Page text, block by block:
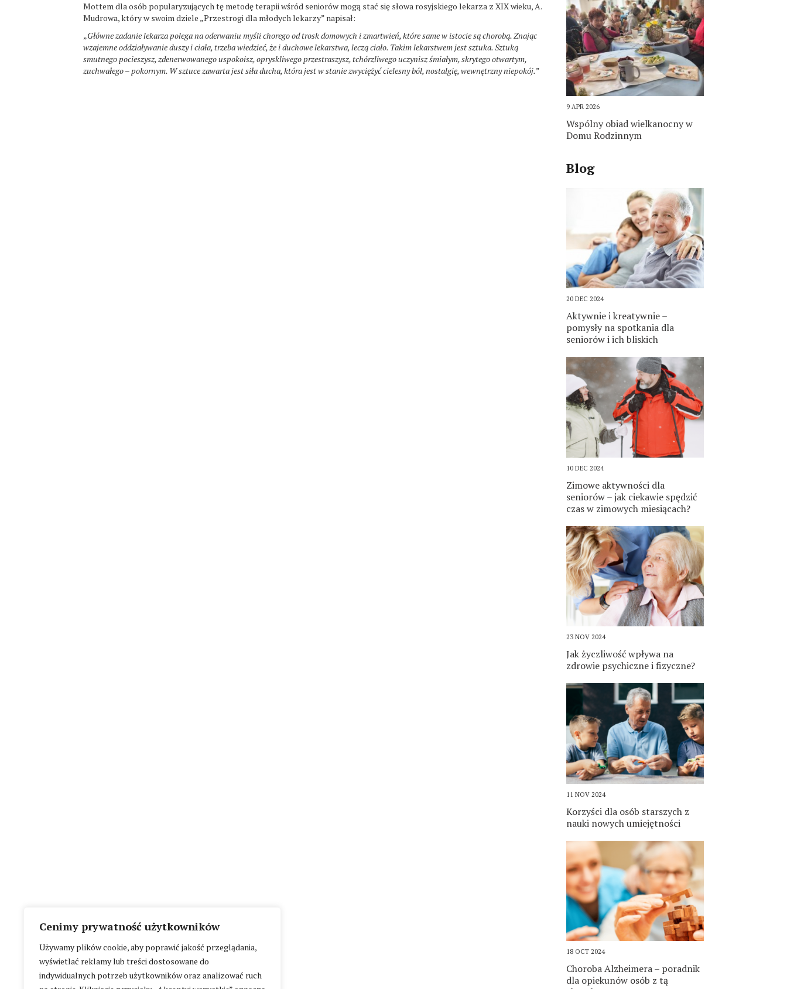
Cenimy prywatność użytkowników
Używamy plików cookie, aby poprawić jakość przeglądania,
wyświetlać reklamy lub treści dostosowane do
indywidualnych potrzeb użytkowników oraz analizować ruch
Mottem dla osób popularyzujących tę metodę terapii wśród seniorów mogą stać się słowa rosyjskiego lekarza z XIX wieku, A.
Mudrowa, który w swoim dziele „Przestrogi dla młodych lekarzy” napisał:
„Główne zadanie lekarza polega na oderwaniu myśli chorego od trosk domowych i zmartwień, które same w istocie są chorobą. Znając
wzajemne oddziaływanie duszy i ciała, trzeba wiedzieć, że i duchowe lekarstwa, leczą ciało. Takim lekarstwem jest sztuka. Sztuką
smutnego pocieszysz, zdenerwowanego uspokoisz, opryskliwego przestraszysz, tchórzliwego uczynisz śmiałym, skrytego otwartym,
zuchwałego – pokornym. W sztuce zawarta jest siła ducha, która jest w stanie zwyciężyć cielesny ból, nostalgię, wewnętrzny niepokój.”
9 APR 2026
Wspólny obiad wielkanocny w
Domu Rodzinnym
Blog
20 DEC 2024
Aktywnie i kreatywnie –
pomysły na spotkania dla
seniorów i ich bliskich
10 DEC 2024
Zimowe aktywności dla
seniorów – jak ciekawie spędzić
czas w zimowych miesiącach?
23 NOV 2024
Jak życzliwość wpływa na
zdrowie psychiczne i fizyczne?
11 NOV 2024
Korzyści dla osób starszych z
nauki nowych umiejętności
18 OCT 2024
Choroba Alzheimera – poradnik
dla opiekunów osób z tą